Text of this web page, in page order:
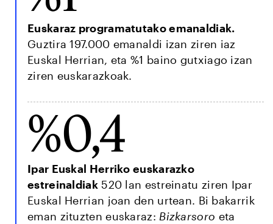
Euskaraz programatutako emanaldiak.
Guztira 197.000 emanaldi izan ziren iaz
Euskal Herrian, eta %1 baino gutxiago izan
ziren euskarazkoak.
%0,4
Ipar Euskal Herriko euskarazko
estreinaldiak520 lan estreinatu ziren Ipar
Euskal Herrian joan den urtean. Bi bakarrik
eman zituzten euskaraz: Bizkarsoro eta